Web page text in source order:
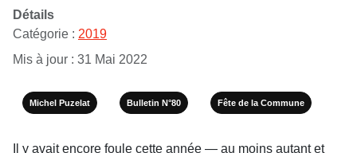
Détails
Catégorie : 2019
Mis à jour : 31 Mai 2022
Michel Puzelat Bulletin N°80 Fête de la Commune
Il y avait encore foule cette année — au moins autant et